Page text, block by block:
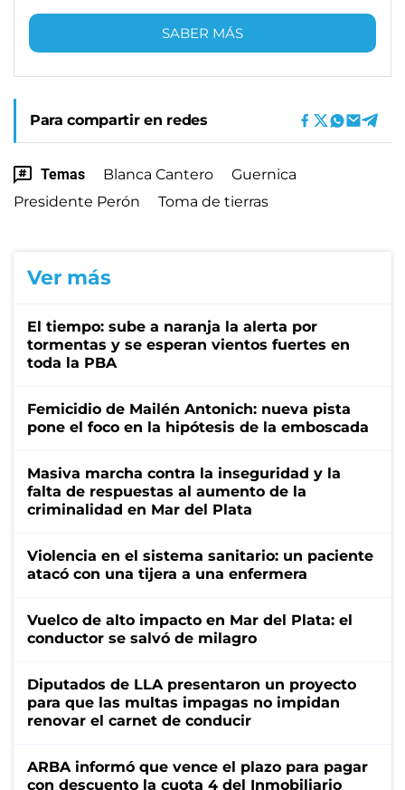
SABER MÁS
Para compartir en redes
Temas Blanca Cantero
Guernica
Presidente Perón
Toma de tierras
Ver más
El tiempo: sube a naranja la alerta por
tormentas y se esperan vientos fuertes en
toda la PBA
Femicidio de Mailén Antonich: nueva pista
pone el foco en la hipótesis de la emboscada
Masiva marcha contra la inseguridad y la
falta de respuestas al aumento de la
criminalidad en Mar del Plata
Violencia en el sistema sanitario: un paciente
atacó con una tijera a una enfermera
Vuelco de alto impacto en Mar del Plata: el
conductor se salvó de milagro
Diputados de LLA presentaron un proyecto
para que las multas impagas no impidan
renovar el carnet de conducir
ARBA informó que vence el plazo para pagar
con descuento la cuota 4 del Inmobiliario